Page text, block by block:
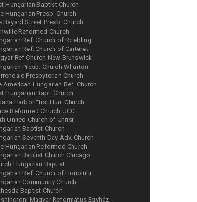
Hungarian Baptist Church
Hungarian Presb. Church
Bayard Street Presb. Church
Reformed Church
Ref. Church of Roebling
Ref. Church of Carteret
Ref Church New Brunswick
Presb. Church Wharton
Presbyterian Church
American Hungarian Ref. Church
Hungarian Bapt. Church
Harbor First Hun. Church
Reformed Church UCC
United Church of Christ
Baptist Church
Seventh Day Adv. Church
Hungarian Reformed Church
Baptist Church Chicago
Hungarian Baptist
Ref. Church of Honolulu
Community Church
Baptist Church
Magyar Református Egyház -